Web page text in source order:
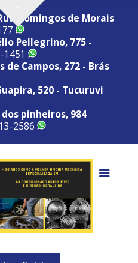
Domingos de Morais
Pellegrino, 775 -
de Campos, 272 - Brás
520 - Tucuruvi
pinheiros, 984
2586